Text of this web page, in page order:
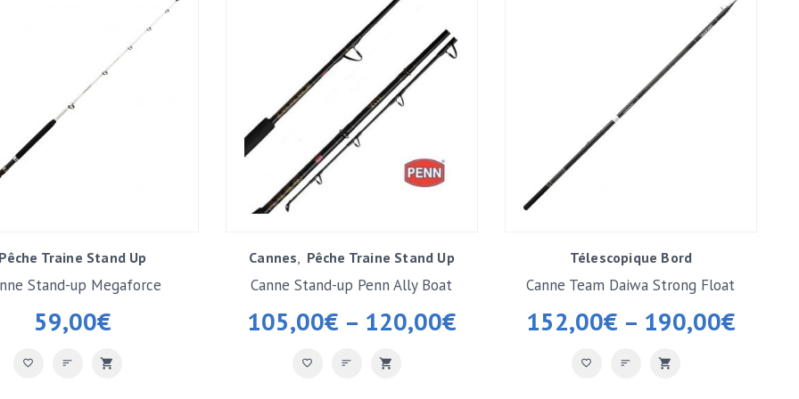
Traine Stand Up
59,00€
Stand-up Megaforce
Cannes Pêche Traine Stand Up
105,00€– 120,00€
Canne Stand-up Penn Ally Boat
Télescopique Bord
152,00€– 190,00€
Canne Team Daiwa Strong Float